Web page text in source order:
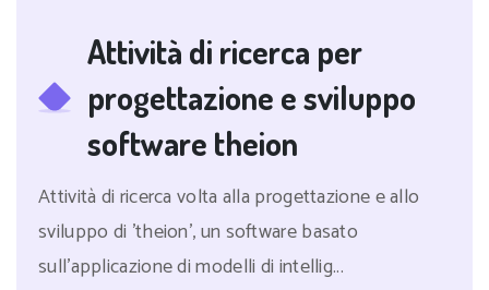
Attività di ricerca per
progettazione e sviluppo
software theion
Attività di ricerca volta alla progettazione e allo
sviluppo di 'theion', un software basato
sull'applicazione di modelli di intellig...